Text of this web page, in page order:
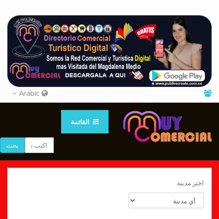
القائمة
بحث
اختر مدينة